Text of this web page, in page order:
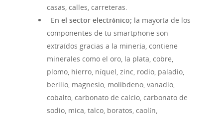
casas, calles, carreteras.
En el sector electrónico; la mayoría de los
componentes de tu smartphone son
extraídos gracias a la minería, contiene
minerales como el oro, la plata, cobre,
plomo, hierro, níquel, zinc, rodio, paladio,
berilio, magnesio, molibdeno, vanadio,
cobalto, carbonato de calcio, carbonato de
sodio, mica, talco, boratos, caolín,